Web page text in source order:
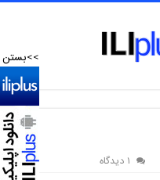
۱ دیدگاه
>>بستن